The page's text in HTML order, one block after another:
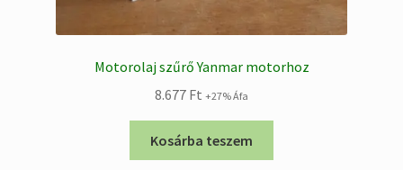
Motorolaj szűrő Yanmar motorhoz
8.677 Ft +27% Áfa
Kosárba teszem